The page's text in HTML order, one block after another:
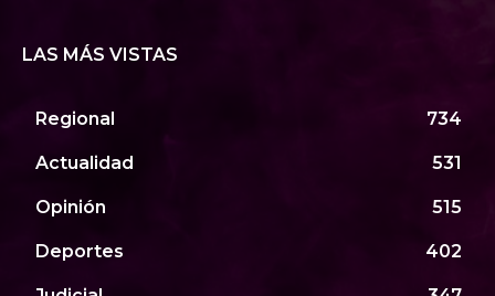
LAS MÁS VISTAS
Regional 734
Actualidad 531
Opinión 515
Deportes 402